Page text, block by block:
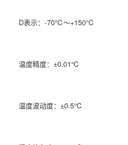
D表示：-70℃～+150℃
温度精度：±0.01℃
温度波动度：±0.5℃